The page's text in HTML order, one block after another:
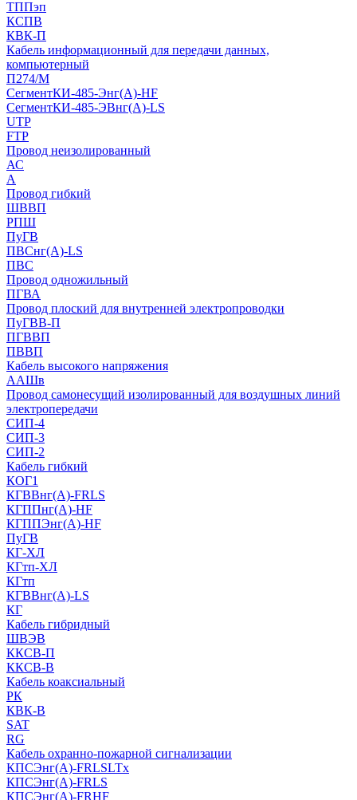
ТППэп
КСПВ
КВК-П
Кабель информационный для передачи данных,
компьютерный
П274/М
СегментКИ-485-Энг(А)-HF
СегментКИ-485-ЭВнг(А)-LS
UTP
FTP
Провод неизолированный
АС
А
Провод гибкий
ШВВП
РПШ
ПуГВ
ПВСнг(А)-LS
ПВС
Провод одножильный
ПГВА
Провод плоский для внутренней электропроводки
ПуГВВ-П
ПГВВП
ПВВП
Кабель высокого напряжения
ААШв
Провод самонесущий изолированный для воздушных линий
электропередачи
СИП-4
СИП-3
СИП-2
Кабель гибкий
КОГ1
КГВВнг(А)-FRLS
КГППнг(A)-HF
КГППЭнг(A)-HF
ПуГВ
КГ-ХЛ
КГтп-ХЛ
КГтп
КГВВнг(А)-LS
КГ
Кабель гибридный
ШВЭВ
ККСВ-П
ККСВ-В
Кабель коаксиальный
РК
КВК-В
SAT
RG
Кабель охранно-пожарной сигнализации
КПСЭнг(А)-FRLSLTx
КПСЭнг(А)-FRLS
КПСЭнг(А)-FRHF